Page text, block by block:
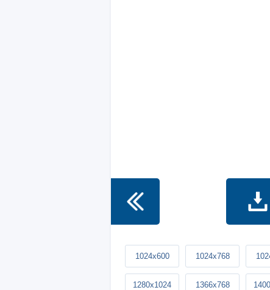
1024x600 1024x768
1280x1024 1366x768